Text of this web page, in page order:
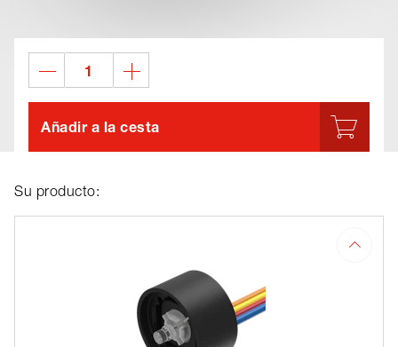
Añadir a la cesta
Su producto: